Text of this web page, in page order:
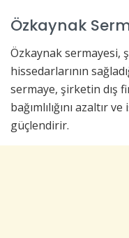
Özkaynak
Özkaynak sermayesi,
hissedarlarının
sermaye, şirketin dış
bağımlılığını azaltır
güçlendirir.